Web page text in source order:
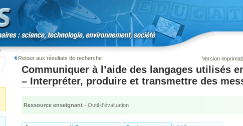
Retour aux résultats de recherche Version
Communiquer à l’aide des langages utilisés
– Interpréter, produire et transmettre des
Ressource enseignant - Outil d'évaluation